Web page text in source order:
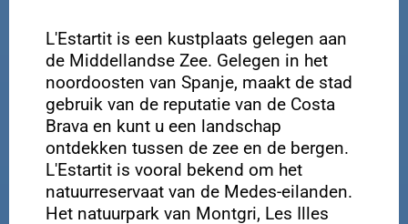
L'Estartit is een kustplaats gelegen aan
de Middellandse Zee. Gelegen in het
noordoosten van Spanje, maakt de stad
gebruik van de reputatie van de Costa
Brava en kunt u een landschap
ontdekken tussen de zee en de bergen.
L'Estartit is vooral bekend om het
natuurreservaat van de Medes-eilanden.
Het natuurpark van Montgri, Les Illes